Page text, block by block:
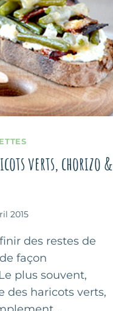
verts, chorizo &
2015
des restes de
façon
plus souvent,
des haricots verts,